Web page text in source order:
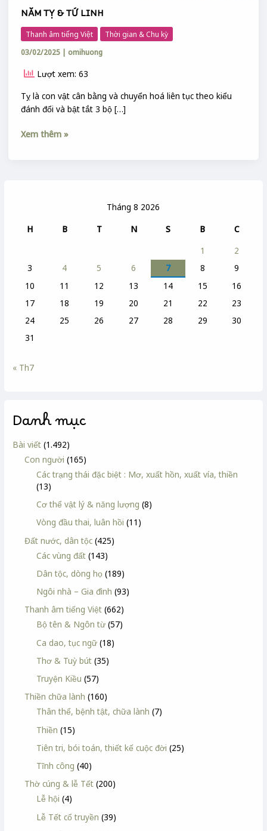
Tháng 8 2026
H
B T N S B
C
1
2
3
4 5 6 7 8
9
10
11 12 13 14 15
16
17
18 19 20 21 22
23
24
25 26 27 28 29
30
31
« Th7
Danh mục
Bài viết (1.492)
Con người (165)
Các trạng thái đặc biệt : Mơ, xuất hồn, xuất vía, thiền
(13)
Cơ thể vật lý & năng lượng (8)
Vòng đầu thai, luân hồi (11)
Đất nước, dân tộc (425)
Các vùng đất (143)
Dân tộc, dòng họ (189)
Ngôi nhà – Gia đình (93)
Thanh âm tiếng Việt (662)
Bộ tên & Ngôn từ (57)
Ca dao, tục ngữ (18)
Thơ & Tuỳ bút (35)
Truyện Kiều (57)
Thiền chữa lành (160)
Thân thể, bệnh tật, chữa lành (7)
Thiền (15)
Tiên tri, bói toán, thiết kế cuộc đời (25)
Tĩnh công (40)
Thờ cúng & lễ Tết (200)
Lễ hội (4)
Lễ Tết cổ truyền (39)
NĂM TỴ & TỨ LINH
Thanh âm tiếng Việt
Thời gian & Chu kỳ
03/02/2025 | omihuong
Lượt xem: 63
Tỵ là con vật cân bằng và chuyển hoá liên tục theo kiểu
đánh đổi và bật tắt 3 bộ […]
Xem thêm »